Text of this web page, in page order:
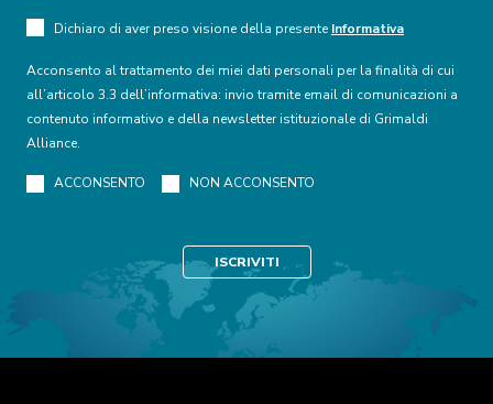
Dichiaro di aver preso visione della presente Informativa
Acconsento al trattamento dei miei dati personali per la finalità di cui
all’articolo 3.3 dell’informativa: invio tramite email di comunicazioni a
contenuto informativo e della newsletter istituzionale di Grimaldi
Alliance.
ACCONSENTO NON ACCONSENTO